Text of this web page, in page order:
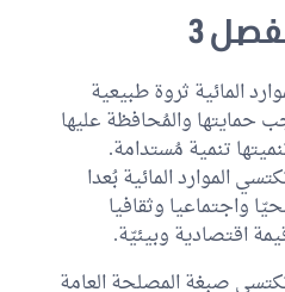
3
المائية ثروة طبيعية
حمايتها والمُحافظة عليها
تنمية مُستدامة.
الموارد المائية بُعدا
واجتماعيا وثقافيا
اقتصادية وبيئيّة.
صبغة المصلحة العامة